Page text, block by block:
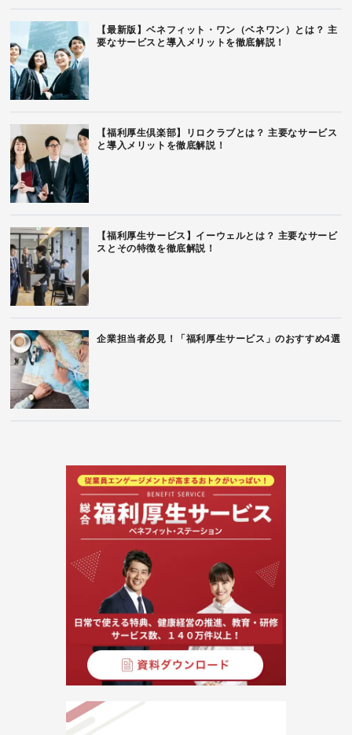
【最新版】ベネフィット・ワン（ベネワン）とは？ 主
要なサービスと導入メリットを徹底解説！
【福利厚生倶楽部】リロクラブとは？ 主要なサービス
と導入メリットを徹底解説！
【福利厚生サービス】イーウェルとは？ 主要なサービ
スとその特徴を徹底解説！
企業担当者必見！「福利厚生サービス」のおすすめ4選